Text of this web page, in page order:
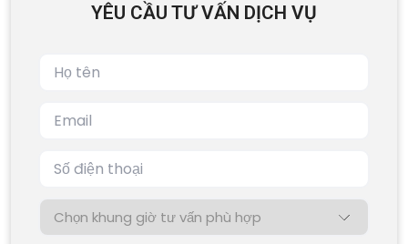
YÊU CẦU TƯ VẤN DỊCH VỤ